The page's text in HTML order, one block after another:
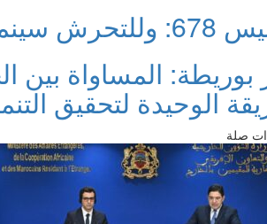
سينماه
بوريطة: المساواة
الوحيدة لتحقيق
صلة